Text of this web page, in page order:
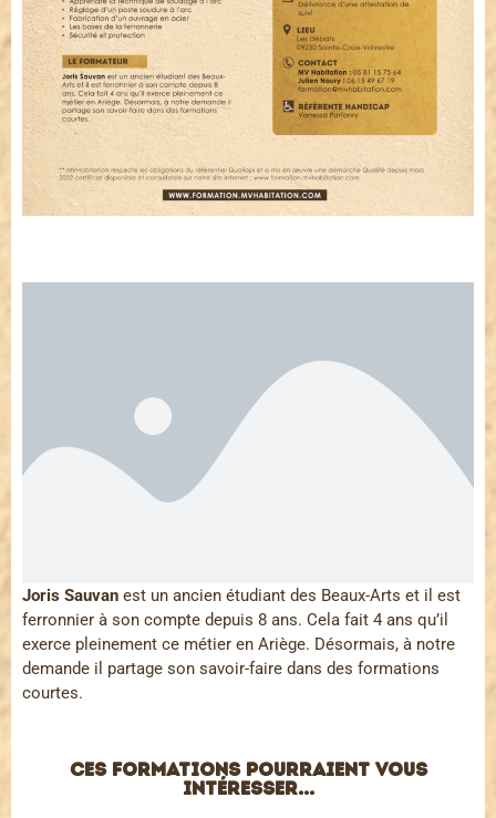
Joris Sauvan est un ancien étudiant des Beaux-Arts et il est
ferronnier à son compte depuis 8 ans. Cela fait 4 ans qu’il
exerce pleinement ce métier en Ariège. Désormais, à notre
demande il partage son savoir-faire dans des formations
courtes.
Ces formations pourraient vous
intéresser...